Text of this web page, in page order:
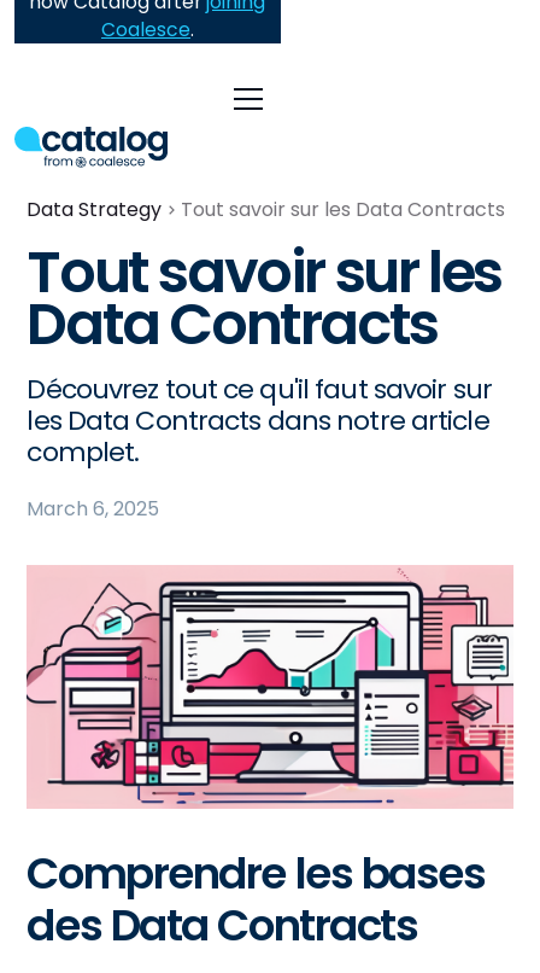
Coalesce.
Data Strategy Tout savoir sur les Data Contracts
Tout savoir sur les
Data Contracts
Découvrez tout ce qu'il faut savoir sur
les Data Contracts dans notre article
complet.
March 6, 2025
Comprendre les bases
des Data Contracts